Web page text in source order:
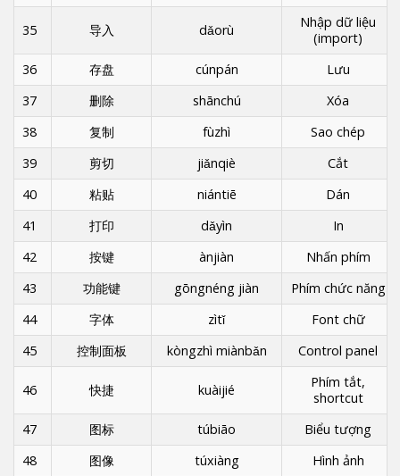
35 导入 dǎorù
Nhập dữ liệu
(import)
36
存盘 cúnpán
Lưu
37
删除 shānchú
Xóa
38
复制 fùzhì
Sao chép
39
剪切 jiǎnqiè
Cắt
40
粘贴 niántiē
Dán
41
打印 dǎyìn
In
42
按键 ànjiàn
Nhấn phím
43
功能键 gōngnéng jiàn
Phím chức năng
44
字体 zìtǐ
Font chữ
45
控制面板 kòngzhì miànbǎn Control panel
46 快捷 kuàijié
Phím tắt,
shortcut
47
图标 túbiāo
Biểu tượng
48
图像 túxiàng Hình ảnh